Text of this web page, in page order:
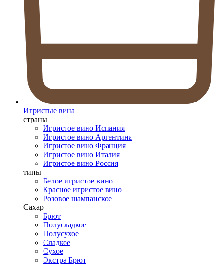
Игристые вина
страны
Игристое вино Испания
Игристое вино Аргентина
Игристое вино Франция
Игристое вино Италия
Игристое вино Россия
типы
Белое игристое вино
Красное игристое вино
Розовое шампанское
Сахар
Брют
Полусладкое
Полусухое
Сладкое
Сухое
Экстра Брют